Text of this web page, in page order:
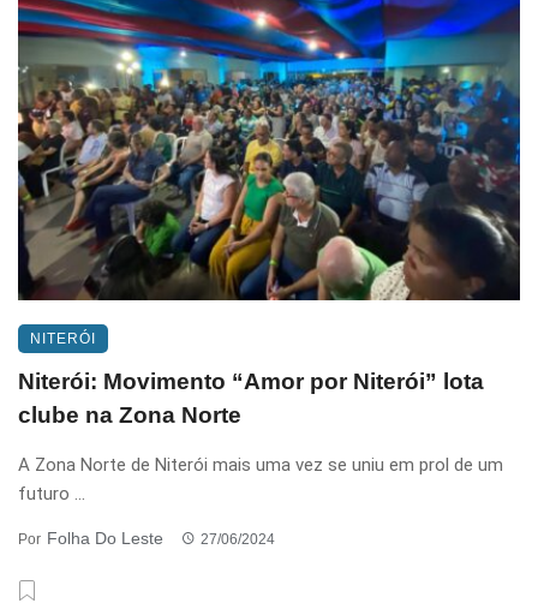
NITERÓI
Niterói: Movimento “Amor por Niterói” lota
clube na Zona Norte
A Zona Norte de Niterói mais uma vez se uniu em prol de um
futuro ...
Por Folha Do Leste 27/06/2024